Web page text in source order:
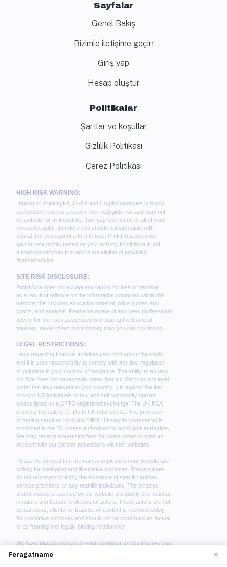
Sayfalar
Genel Bakış
Bizimle iletişime geçin
Giriş yap
Hesap oluştur
Politikalar
Şartlar ve koşullar
Gizlilik Politikası
Çerez Politikası
Feragatname ×